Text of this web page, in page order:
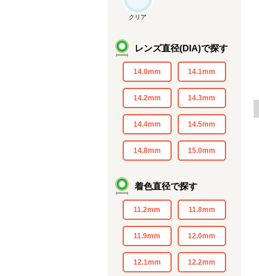
クリア
レンズ直径(DIA)で探す
14.0mm 14.1mm
14.2mm 14.3mm
14.4mm 14.5mm
14.8mm 15.0mm
着色直径で探す
11.2mm 11.8mm
11.9mm 12.0mm
12.1mm 12.2mm